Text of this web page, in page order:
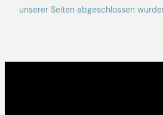
unserer Seiten abgeschlossen